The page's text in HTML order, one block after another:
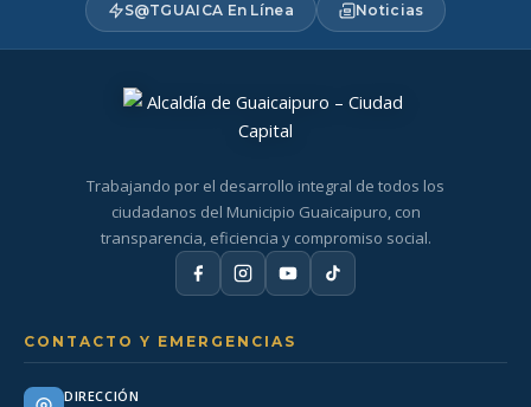
S@TGUAICA En Línea Noticias
Trabajando por el desarrollo integral de todos los
ciudadanos del Municipio Guaicaipuro, con
transparencia, eficiencia y compromiso social.
CONTACTO Y EMERGENCIAS
DIRECCIÓN